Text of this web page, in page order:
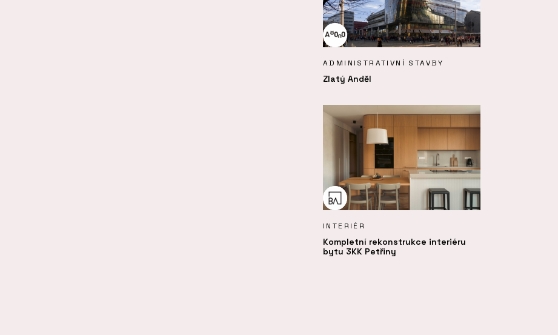
ADMINISTRATIVNÍ STAVBY
Zlatý Anděl
INTERIÉR
Kompletní rekonstrukce interiéru
bytu 3KK Petřiny